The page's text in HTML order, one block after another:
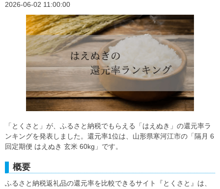
2026-06-02 11:00:00
「とくさと」が、ふるさと納税でもらえる「はえぬき」の還元率ラ
ンキングを発表しました。還元率1位は、山形県寒河江市の「隔月 6
回定期便 はえぬき 玄米 60kg」です。
概要
ふるさと納税返礼品の還元率を比較できるサイト『とくさと』は、